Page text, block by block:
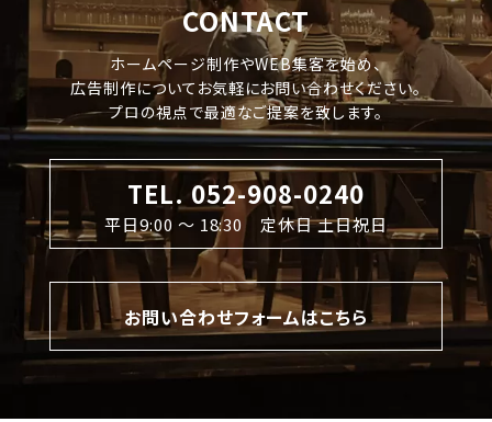
CONTACT
ホームページ制作やWEB集客を始め、
広告制作についてお気軽にお問い合わせください。
プロの視点で最適なご提案を致します。
TEL. 052-908-0240
平日9:00 〜 18:30 定休日 土日祝日
お問い合わせフォームはこちら